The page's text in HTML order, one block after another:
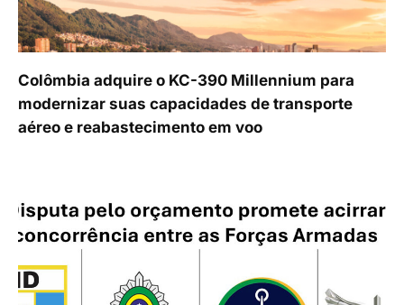
Colômbia adquire o KC-390 Millennium para
modernizar suas capacidades de transporte
aéreo e reabastecimento em voo